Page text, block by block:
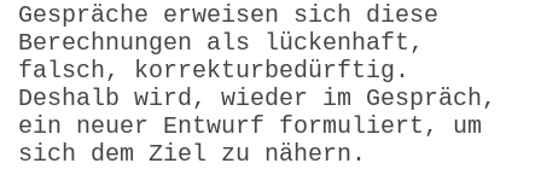
Gespräche erweisen sich diese
Berechnungen als lückenhaft,
falsch, korrekturbedürftig.
Deshalb wird, wieder im Gespräch,
ein neuer Entwurf formuliert, um
sich dem Ziel zu nähern.